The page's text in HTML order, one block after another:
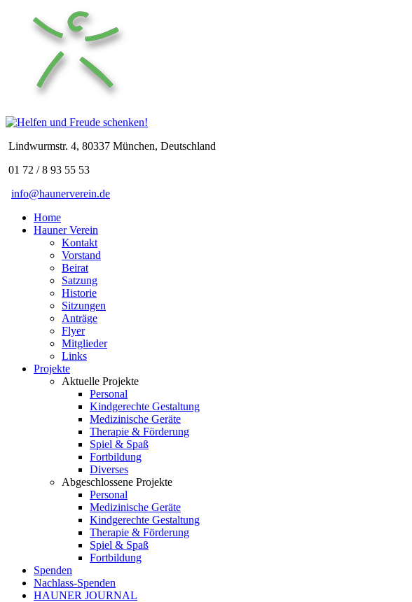
Lindwurmstr. 4, 80337 München, Deutschland
01 72 / 8 93 55 53
info@haunerverein.de
Home
Hauner Verein
Kontakt
Vorstand
Beirat
Satzung
Historie
Sitzungen
Anträge
Flyer
Mitglieder
Links
Projekte
Aktuelle Projekte
Personal
Kindgerechte Gestaltung
Medizinische Geräte
Therapie & Förderung
Spiel & Spaß
Fortbildung
Diverses
Abgeschlossene Projekte
Personal
Medizinische Geräte
Kindgerechte Gestaltung
Therapie & Förderung
Spiel & Spaß
Fortbildung
Spenden
Nachlass-Spenden
HAUNER JOURNAL